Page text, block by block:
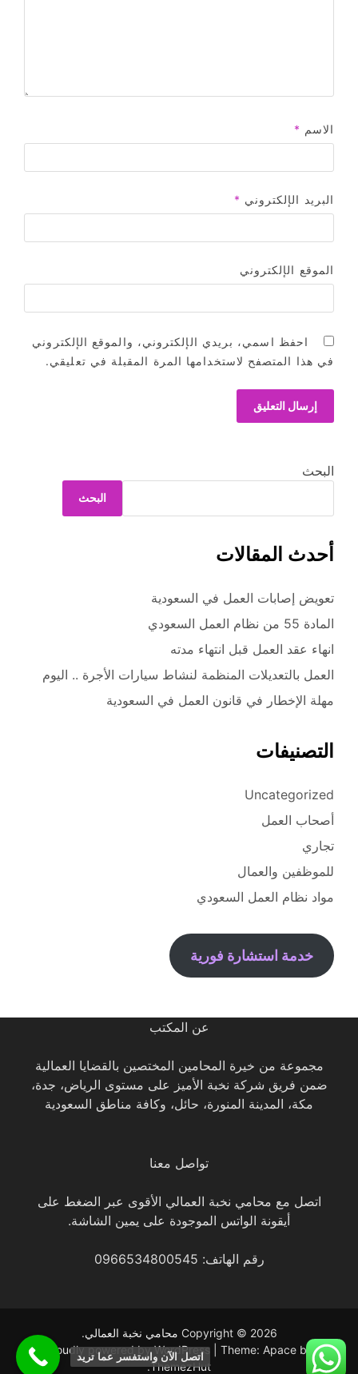
الاسم *
البريد الإلكتروني *
الموقع الإلكتروني
احفظ اسمي، بريدي الإلكتروني، والموقع الإلكتروني
في هذا المتصفح لاستخدامها المرة المقبلة في تعليقي.
البحث
البحث
أحدث المقالات
تعويض إصابات العمل في السعودية
المادة 55 من نظام العمل السعودي
انهاء عقد العمل قبل انتهاء مدته
العمل بالتعديلات المنظمة لنشاط سيارات الأجرة .. اليوم
مهلة الإخطار في قانون العمل في السعودية
التصنيفات
Uncategorized
أصحاب العمل
تجاري
للموظفين والعمال
مواد نظام العمل السعودي
خدمة استشارة فورية
عن المكتب
مجموعة من خيرة المحامين المختصين بالقضايا العمالية
ضمن فريق شركة نخبة الأميز على مستوى الرياض، جدة،
مكة، المدينة المنورة، حائل، وكافة مناطق السعودية
تواصل معنا
اتصل مع محامي نخبة العمالي الأقوى عبر الضغط على
أيقونة الواتس الموجودة على يمين الشاشة.
رقم الهاتف: 0966534800545
Copyright © 2026 محامي نخبة العمالي.
Proudly powered by WordPress
Theme: Apace by
ThemezHut
.
اتصل الآن واستفسر عما تريد